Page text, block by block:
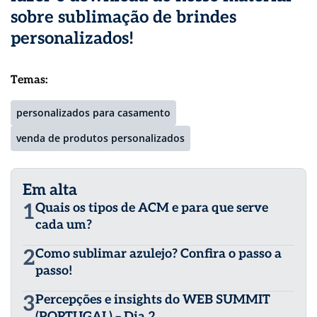
sobre sublimação de brindes
personalizados!
Temas:
personalizados para casamento
venda de produtos personalizados
Em alta
1Quais os tipos de ACM e para que serve
cada um?
2Como sublimar azulejo? Confira o passo a
passo!
3Percepções e insights do WEB SUMMIT